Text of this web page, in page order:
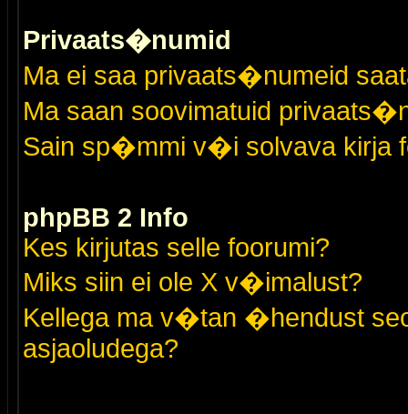
Privaats�numid
Ma ei saa privaats�numeid
Ma saan soovimatuid
Sain sp�mmi v�i solvava kirja
phpBB 2 Info
Kes kirjutas selle foorumi?
Miks siin ei ole X v�imalust?
Kellega ma v�tan �hendust
asjaoludega?